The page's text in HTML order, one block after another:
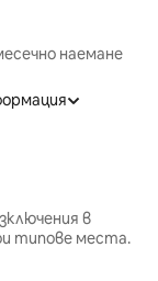
наемане
в
типове места.